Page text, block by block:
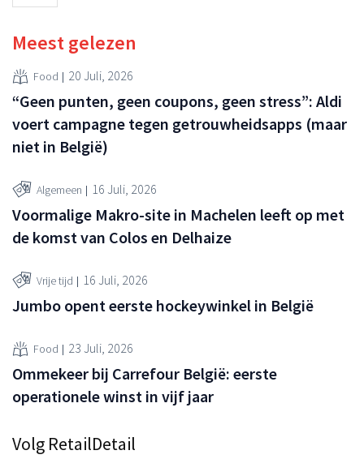
Meest gelezen
Food 20 Juli, 2026
“Geen punten, geen coupons, geen stress”: Aldi
voert campagne tegen getrouwheidsapps (maar
niet in België)
Algemeen 16 Juli, 2026
Voormalige Makro-site in Machelen leeft op met
de komst van Colos en Delhaize
Vrije tijd 16 Juli, 2026
Jumbo opent eerste hockeywinkel in België
Food 23 Juli, 2026
Ommekeer bij Carrefour België: eerste
operationele winst in vijf jaar
Volg RetailDetail